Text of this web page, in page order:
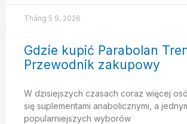
Tháng 5 9, 2026
Gdzie kupić Parabolan
Przewodnik zakupowy
W dzisiejszych czasach coraz więcej
się suplementami anabolicznymi, a
popularniejszych wyborów